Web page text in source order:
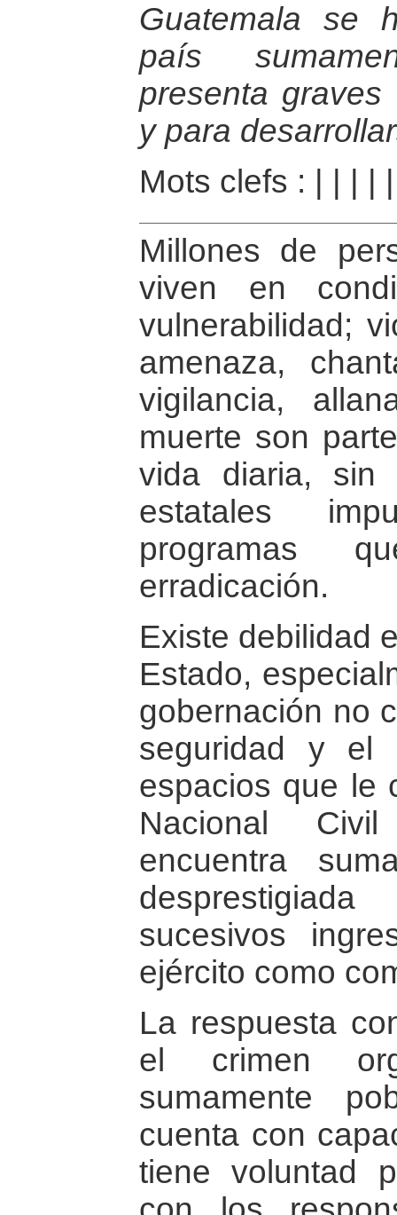
Guatemala se
país
presenta graves
y para
Mots clefs :
Millones de
viven en
vulnerabilidad;
amenaza,
vigilancia,
muerte son
vida diaria, sin
estatales
programas
erradicación.
Existe debilidad
Estado,
gobernación no
seguridad y el
espacios que le
Nacional
encuentra
sucesivos
ejército como
La respuesta
el crimen
sumamente
cuenta con
tiene voluntad